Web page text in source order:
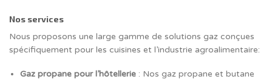
Nos services
Nous proposons une large gamme de solutions gaz conçues
spécifiquement pour les cuisines et l’industrie agroalimentaire:
Gaz propane pour l’hôtellerie : Nos gaz propane et butane